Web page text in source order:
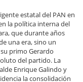
estatal del PAN en
la política interna del
que durante años
una era, sino un
primo Gerardo
del partido. La
Enrique Galindo y
la consolidación